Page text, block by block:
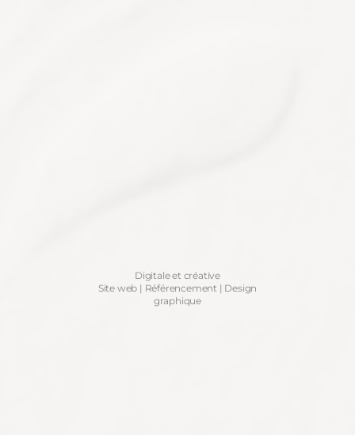
Digitale et créative
Site web | Référencement | Design
graphique